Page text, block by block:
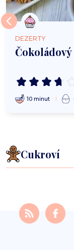
DEZERTY
10 minut
Cukroví